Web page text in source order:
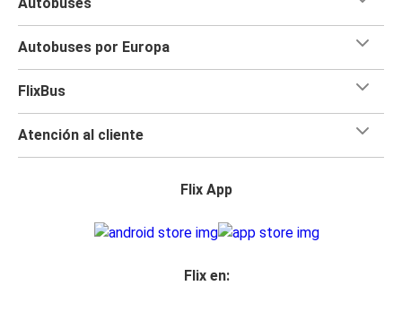
Autobuses por Europa
FlixBus
Atención al cliente
Flix App
Flix en: